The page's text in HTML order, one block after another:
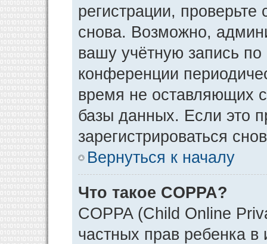
регистрации,
снова. Возможно,
вашу учётную запись
конференции
время не оставляющих
базы данных. Если это
зарегистрироваться
Вернуться к началу
Что такое COPPA?
COPPA (Child Online
частных прав ребенка в